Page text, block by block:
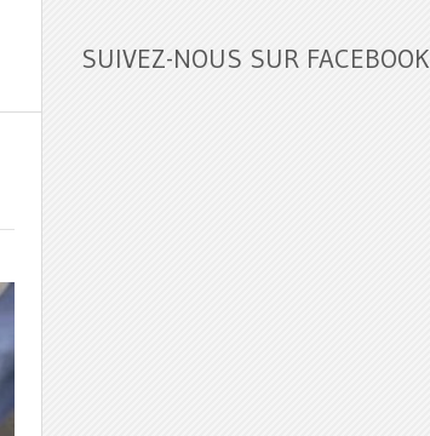
SUIVEZ-NOUS SUR FACEBOOK